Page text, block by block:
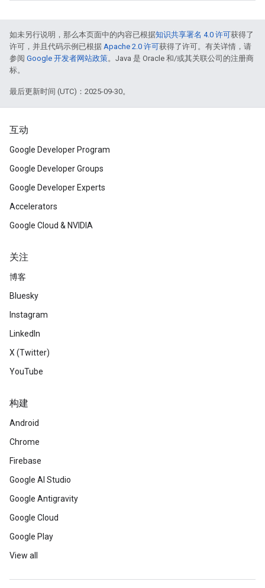
如未另行说明，那么本页面中的内容已根据知识共享署名 4.0 许可获得了
许可，并且代码示例已根据 Apache 2.0 许可获得了许可。有关详情，请
参阅 Google 开发者网站政策。Java 是 Oracle 和/或其关联公司的注册商
标。
最后更新时间 (UTC)：2025-09-30。
互动
Google Developer Program
Google Developer Groups
Google Developer Experts
Accelerators
Google Cloud & NVIDIA
关注
博客
Bluesky
Instagram
LinkedIn
X (Twitter)
YouTube
构建
Android
Chrome
Firebase
Google AI Studio
Google Antigravity
Google Cloud
Google Play
View all